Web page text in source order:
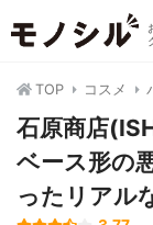
TOP コスメ
石原商店
ベース形の
ったリアル